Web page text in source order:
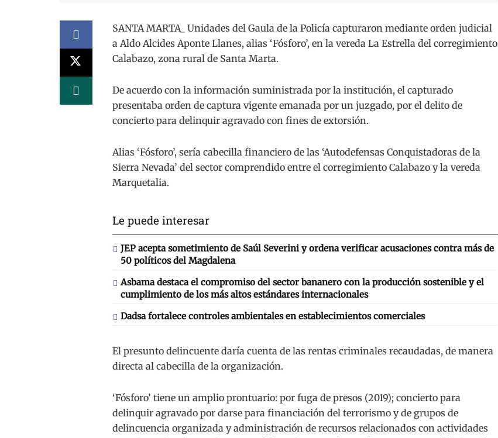
SANTA MARTA_ Unidades del Gaula de la Policía capturaron mediante orden judicial
a Aldo Alcides Aponte Llanes, alias ‘Fósforo’, en la vereda La Estrella del corregimiento
Calabazo, zona rural de Santa Marta.
De acuerdo con la información suministrada por la institución, el capturado
presentaba orden de captura vigente emanada por un juzgado, por el delito de
concierto para delinquir agravado con fines de extorsión.
Alias ‘Fósforo’, sería cabecilla financiero de las ‘Autodefensas Conquistadoras de la
Sierra Nevada’ del sector comprendido entre el corregimiento Calabazo y la vereda
Marquetalia.
Le puede interesar
JEP acepta sometimiento de Saúl Severini y ordena verificar acusaciones contra más de
50 políticos del Magdalena
Asbama destaca el compromiso del sector bananero con la producción sostenible y el
cumplimiento de los más altos estándares internacionales
Dadsa fortalece controles ambientales en establecimientos comerciales
El presunto delincuente daría cuenta de las rentas criminales recaudadas, de manera
directa al cabecilla de la organización.
‘Fósforo’ tiene un amplio prontuario: por fuga de presos (2019); concierto para
delinquir agravado por darse para financiación del terrorismo y de grupos de
delincuencia organizada y administración de recursos relacionados con actividades